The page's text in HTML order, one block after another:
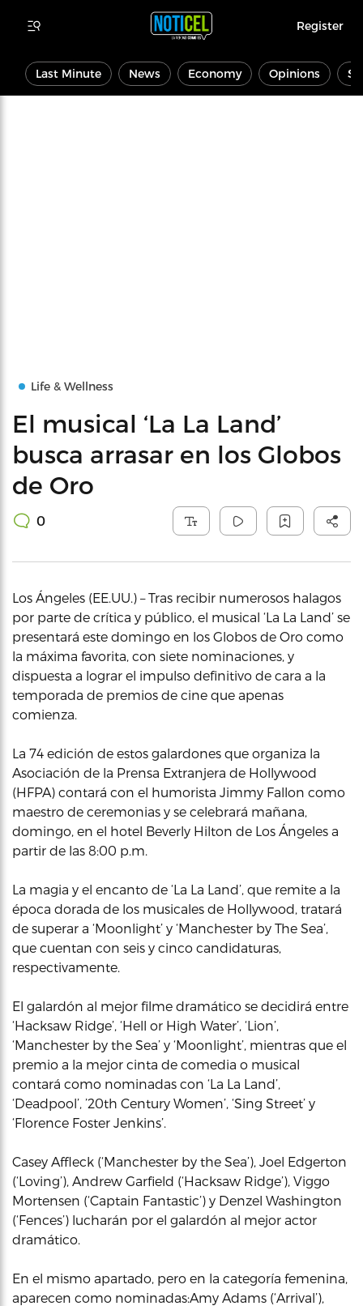
Register
Last Minute News Economy Opinions
Life & Wellness
El musical ‘La La Land’
busca arrasar en los Globos
de Oro
0
Los Ángeles (EE.UU.) – Tras recibir numerosos halagos
por parte de crítica y público, el musical ‘La La Land’ se
presentará este domingo en los Globos de Oro como
la máxima favorita, con siete nominaciones, y
dispuesta a lograr el impulso definitivo de cara a la
temporada de premios de cine que apenas
comienza.
La 74 edición de estos galardones que organiza la
Asociación de la Prensa Extranjera de Hollywood
(HFPA) contará con el humorista Jimmy Fallon como
maestro de ceremonias y se celebrará mañana,
domingo, en el hotel Beverly Hilton de Los Ángeles a
partir de las 8:00 p.m.
La magia y el encanto de ‘La La Land’, que remite a la
época dorada de los musicales de Hollywood, tratará
de superar a ‘Moonlight’ y ‘Manchester by The Sea’,
que cuentan con seis y cinco candidaturas,
respectivamente.
El galardón al mejor filme dramático se decidirá entre
‘Hacksaw Ridge’, ‘Hell or High Water’, ‘Lion’,
‘Manchester by the Sea’ y ‘Moonlight’, mientras que el
premio a la mejor cinta de comedia o musical
contará como nominadas con ‘La La Land’,
‘Deadpool’, ’20th Century Women’, ‘Sing Street’ y
‘Florence Foster Jenkins’.
Casey Affleck (‘Manchester by the Sea’), Joel Edgerton
(‘Loving’), Andrew Garfield (‘Hacksaw Ridge’), Viggo
Mortensen (‘Captain Fantastic’) y Denzel Washington
(‘Fences’) lucharán por el galardón al mejor actor
dramático.
En el mismo apartado, pero en la categoría femenina,
aparecen como nominadas:Amy Adams (‘Arrival’),